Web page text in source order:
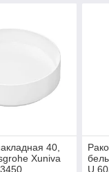
40,
Xuniva
U